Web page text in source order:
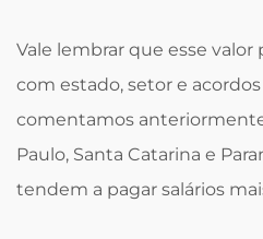
Vale lembrar que esse valor
com estado, setor e
comentamos
Paulo, Santa Catarina e
tendem a pagar salários